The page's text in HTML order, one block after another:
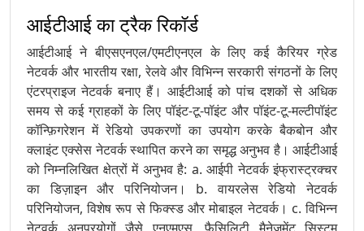
आईटीआई का ट्रैक रिकॉर्ड
आईटीआई ने बीएसएनएल/एमटीएनएल के लिए कई कैरियर ग्रेड
नेटवर्क और भारतीय रक्षा, रेलवे और विभिन्न सरकारी संगठनों के लिए
एंटरप्राइज नेटवर्क बनाए हैं। आईटीआई को पांच दशकों से अधिक
समय से कई ग्राहकों के लिए पॉइंट-टू-पॉइंट और पॉइंट-टू-मल्टीपॉइंट
कॉन्फ़िगरेशन में रेडियो उपकरणों का उपयोग करके बैकबोन और
क्लाइंट एक्सेस नेटवर्क स्थापित करने का समृद्ध अनुभव है। आईटीआई
को निम्नलिखित क्षेत्रों में अनुभव है: a. आईपी नेटवर्क इंफ्रास्ट्रक्चर
का डिज़ाइन और परिनियोजन। b. वायरलेस रेडियो नेटवर्क
परिनियोजन, विशेष रूप से फिक्स्ड और मोबाइल नेटवर्क। c. विभिन्न
नेटवर्क अनुप्रयोगों जैसे एनएमएस, फैसिलिटी मैनेजमेंट सिस्टम